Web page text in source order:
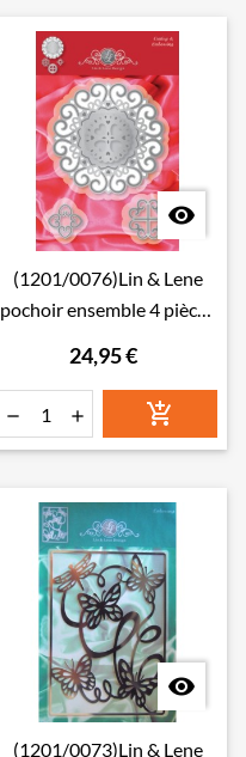

(1201/0076)Lin & Lene
pochoir ensemble 4 pièces
24,95 €
  

(1201/0073)Lin & Lene